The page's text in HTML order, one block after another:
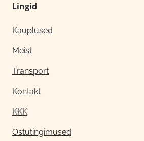
Lingid
Kauplused
Meist
Transport
Kontakt
KKK
Ostutingimused